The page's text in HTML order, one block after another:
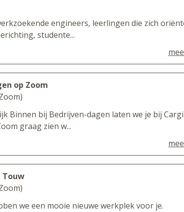
engineers, leerlingen die zich
studente...
op Zoom
Binnen bij Bedrijven-dagen laten we je bij
graag zien w...
Touw
we een mooie nieuwe werkplek voor je.